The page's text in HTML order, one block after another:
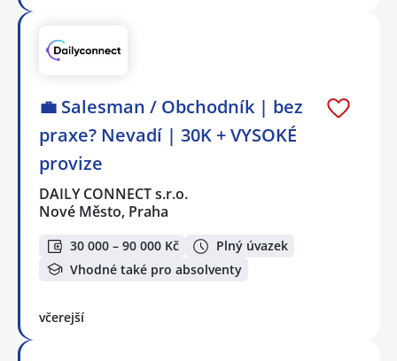
💼 Salesman / Obchodník | bez
praxe? Nevadí | 30K + VYSOKÉ
provize
DAILY CONNECT s.r.o.
Nové Město, Praha
30 000 – 90 000 Kč
Plný úvazek
Vhodné také pro absolventy
včerejší